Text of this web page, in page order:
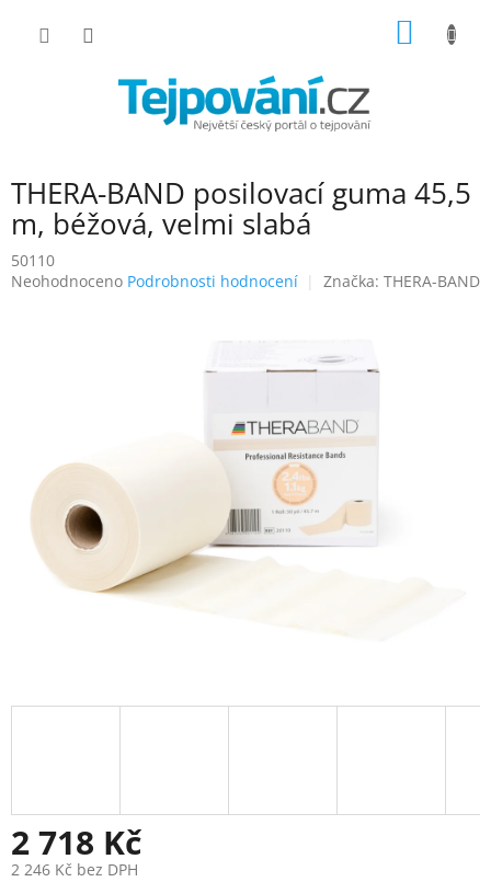
THERA-BAND posilovací guma 45,5
m, béžová, velmi slabá
50110
Průměrné
Neohodnoceno Podrobnosti hodnocení Značka: THERA-BAND
2 718 Kč
2 246 Kč bez DPH